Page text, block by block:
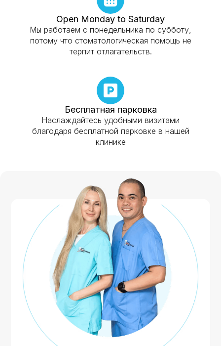
Open Monday to Saturday
Мы работаем с понедельника по субботу,
потому что стоматологическая помощь не
терпит отлагательств.
Бесплатная парковка
Наслаждайтесь удобными визитами
благодаря бесплатной парковке в нашей
клинике